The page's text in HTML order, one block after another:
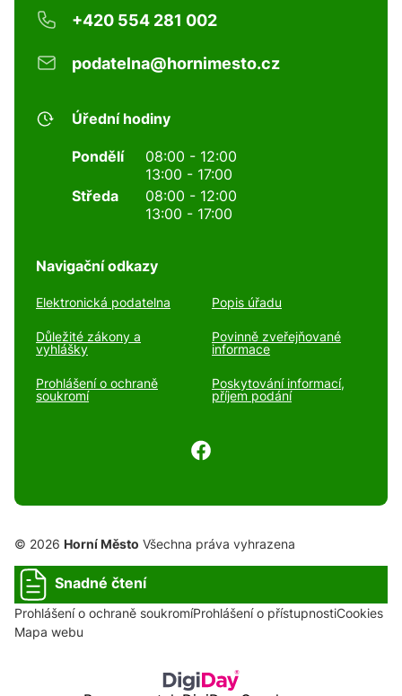
+420 554 281 002
podatelna@hornimesto.cz
Úřední hodiny
Pondělí
08:00 - 12:00
13:00 - 17:00
Středa
08:00 - 12:00
13:00 - 17:00
Navigační odkazy
Elektronická podatelna Popis úřadu
Důležité zákony a
vyhlášky
Povinně zveřejňované
informace
Prohlášení o ochraně
soukromí
Poskytování informací,
příjem podání
© 2026 Horní Město Všechna práva vyhrazena
Snadné čtení
Prohlášení o ochraně soukromíProhlášení o přístupnostiCookies
Mapa webu